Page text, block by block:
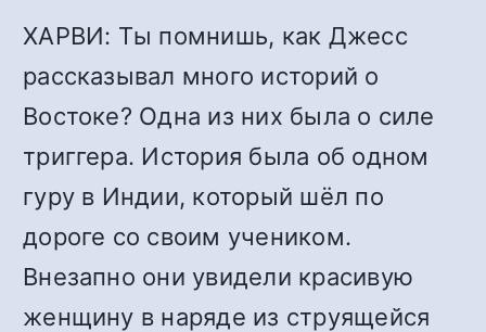
ХАРВИ: Ты помнишь, как Джесс
рассказывал много историй о
Востоке? Одна из них была о силе
триггера. История была об одном
гуру в Индии, который шёл по
дороге со своим учеником.
Внезапно они увидели красивую
женщину в наряде из струящейся